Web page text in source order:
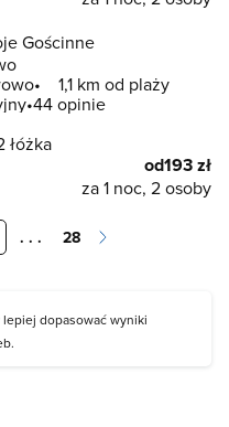
Gościnne
1,1 km od plaży
44 opinie
łóżka
od193 zł
za 1 noc, 2 osoby
. . . 28
lepiej dopasować wyniki